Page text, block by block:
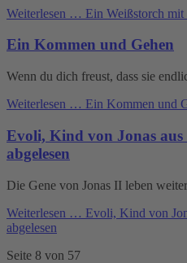
Weiterlesen … Ein Weißstorch mit
Ein Kommen und Gehen
Wenn du dich freust, dass sie
Weiterlesen … Ein Kommen und
Evoli, Kind von Jonas aus
abgelesen
Die Gene von Jonas II leben weiter
Weiterlesen … Evoli, Kind von
abgelesen
Seite 8 von 57